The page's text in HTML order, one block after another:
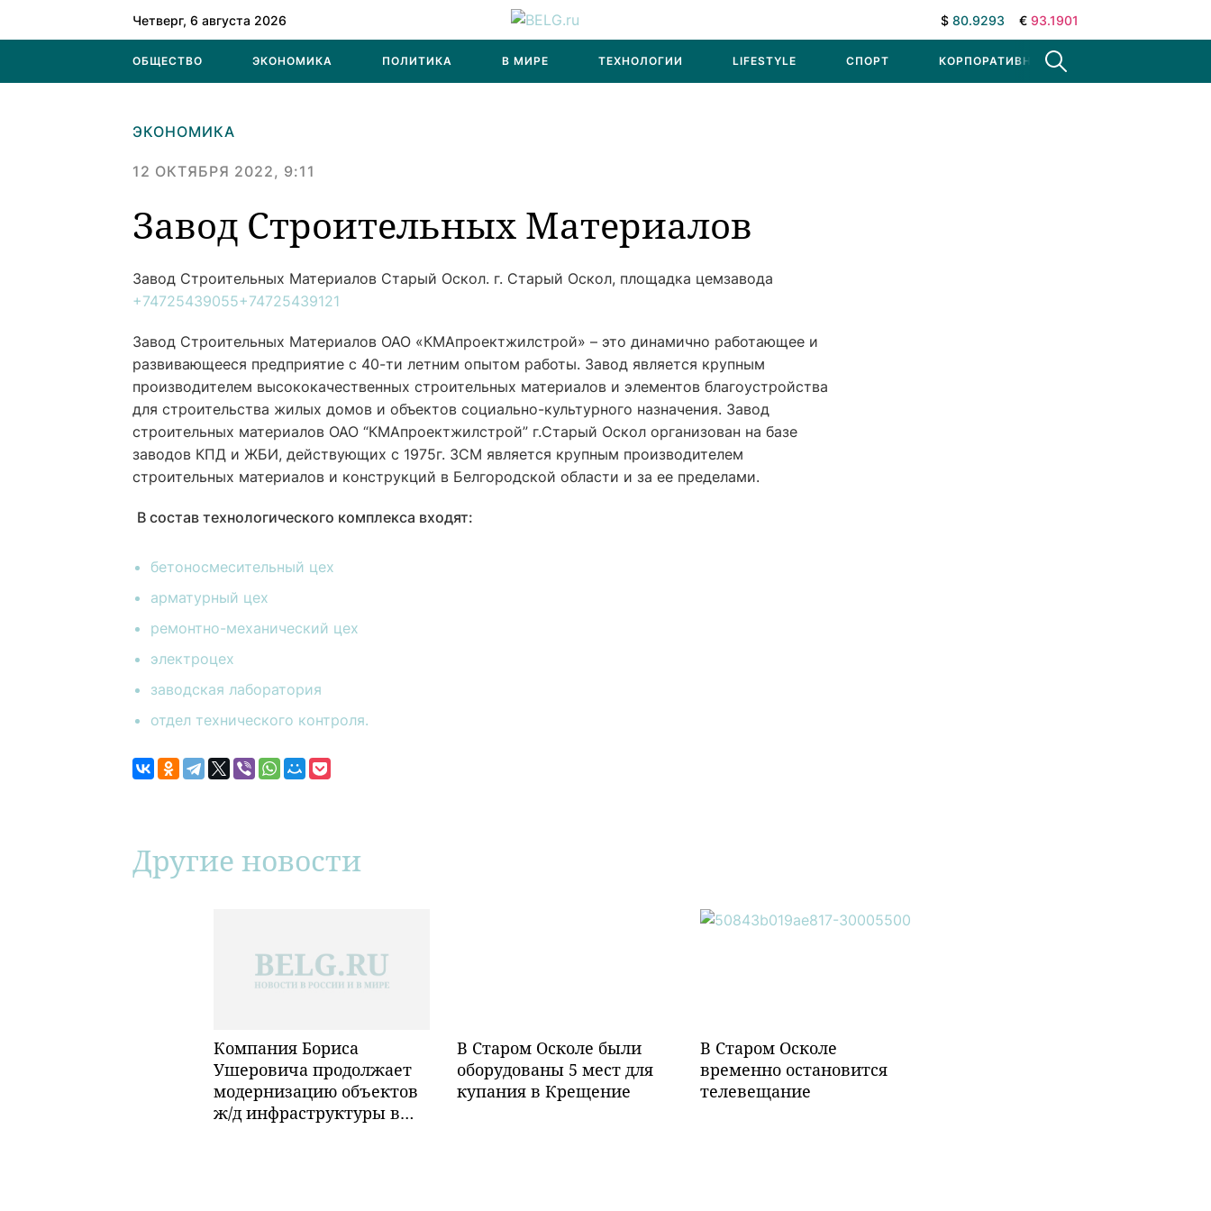
Четверг, 6 августа 2026 $ 80.9293 € 93.1901
ОБЩЕСТВО ЭКОНОМИКА ПОЛИТИКА В МИРЕ ТЕХНОЛОГИИ LIFESTYLE СПОРТ КОРПОРАТИВНЫЕ НОВОСТИ
ЭКОНОМИКА
12 ОКТЯБРЯ 2022, 9:11
Завод Строительных Материалов
Завод Строительных Материалов Старый Оскол. г. Старый Оскол, площадка цемзавода
+74725439055+74725439121
Завод Строительных Материалов ОАО «КМАпроектжилстрой» – это динамично работающее и
развивающееся предприятие с 40-ти летним опытом работы. Завод является крупным
производителем высококачественных строительных материалов и элементов благоустройства
для строительства жилых домов и объектов социально-культурного назначения. Завод
строительных материалов ОАО “КМАпроектжилстрой” г.Старый Оскол организован на базе
заводов КПД и ЖБИ, действующих с 1975г. ЗСМ является крупным производителем
строительных материалов и конструкций в Белгородской области и за ее пределами.
В состав технологического комплекса входят:
бетоносмесительный цех
арматурный цех
ремонтно-механический цех
электроцех
заводская лаборатория
отдел технического контроля.
Другие новости
Компания Бориса
Ушеровича продолжает
модернизацию объектов
ж/д инфраструктуры в
В Старом Осколе были
оборудованы 5 мест для
купания в Крещение
В Старом Осколе
временно остановится
телевещание